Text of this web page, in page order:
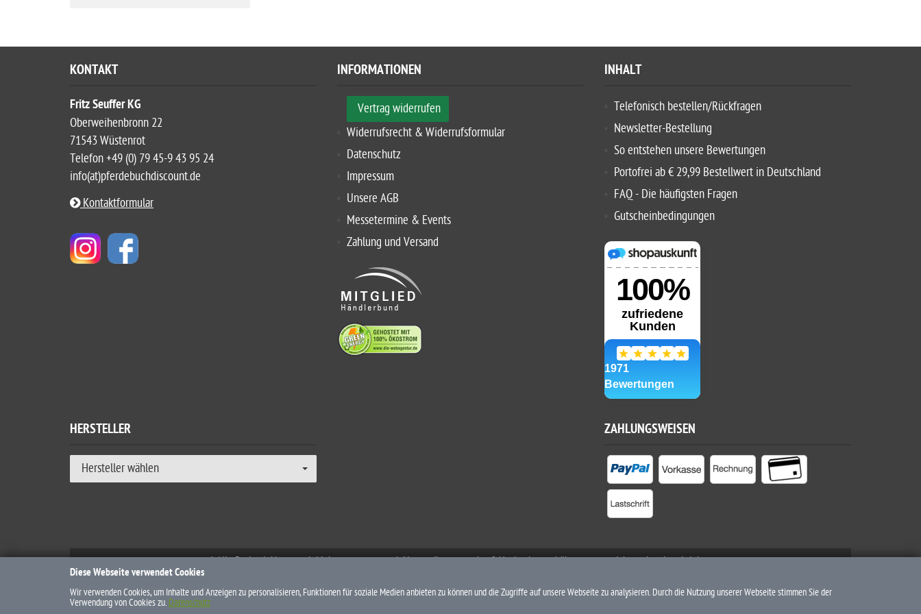
KONTAKT
Fritz Seuffer KG
Oberweihenbronn 22
71543 Wüstenrot
Telefon +49 (0) 79 45-9 43 95 24
info(at)pferdebuchdiscount.de
Kontaktformular
INFORMATIONEN
Vertrag widerrufen
Widerrufsrecht & Widerrufsformular
Datenschutz
Impressum
Unsere AGB
Messetermine & Events
Zahlung und Versand
INHALT
Telefonisch bestellen/Rückfragen
Newsletter-Bestellung
So entstehen unsere Bewertungen
Portofrei ab € 29,99 Bestellwert in Deutschland
FAQ - Die häufigsten Fragen
Gutscheinbedingungen
HERSTELLER
Hersteller wählen
ZAHLUNGSWEISEN
* Alle Preise inkl. gesetzl. Mehrwertsteuer zzgl. Versandkosten und ggf. Nachnahmegebühren, wenn nicht anders beschrieben
Diese Webseite verwendet Cookies
Wir verwenden Cookies, um Inhalte und Anzeigen zu personalisieren, Funktionen für soziale Medien anbieten zu können und die Zugriffe auf unsere Webseite zu analysieren. Durch die Nutzung unserer Webseite stimmen Sie der
Verwendung von Cookies zu. Datenschutz